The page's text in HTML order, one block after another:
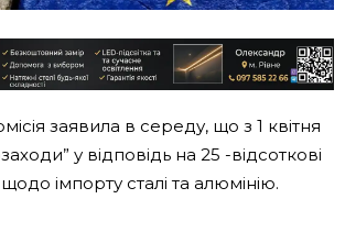
заявила в середу, що з 1 квітня
у відповідь на 25 -відсоткові
імпорту сталі та алюмінію.